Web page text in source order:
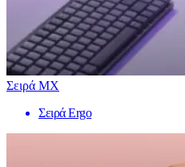
Σειρά MX
Σειρά Ergo